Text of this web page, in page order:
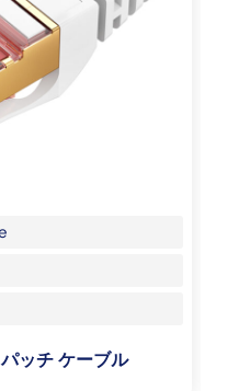
ッチ ケーブル